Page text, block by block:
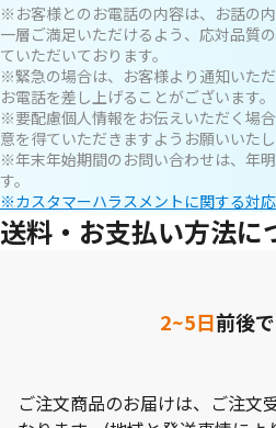
※お客様とのお電話の内容は、お話の
一層ご満足いただけるよう、応対品質
ていただいております。
※緊急の場合は、お客様より通知いた
お電話を差し上げることがございます。
※要配慮個人情報をお伝えいただく場
意を得ていただきますようお願いいたし
※年末年始期間のお問い合わせは、年
す。
※カスタマーハラスメントに関する対応
送料・お支払い方法に
2~5日前後
ご注文商品のお届けは、ご注文